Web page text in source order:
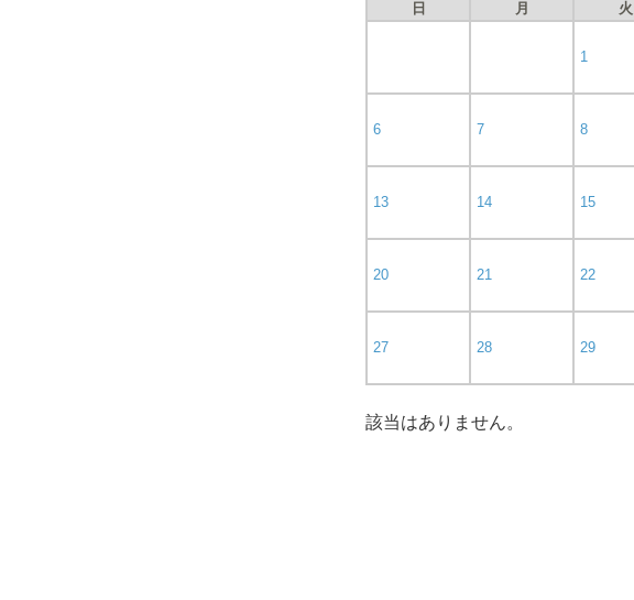
日 月 火
1
6 7 8
13 14 15
20 21 22
27 28 29
該当はありません。